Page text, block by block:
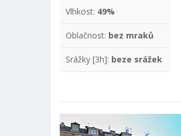
Vlhkost: 49%
Oblačnost: bez mraků
Srážky [3h]: beze srážek